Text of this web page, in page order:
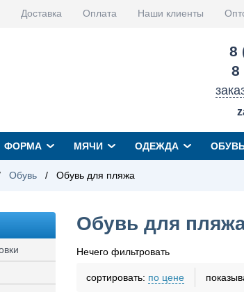
Доставка Оплата Наши клиенты
8
8
ФОРМА МЯЧИ ОДЕЖДА
Обувь / Обувь для пляжа
Обувь для
Нечего фильтровать
сортировать: по цене